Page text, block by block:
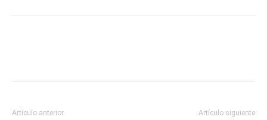
Artículo anterior Artículo siguiente